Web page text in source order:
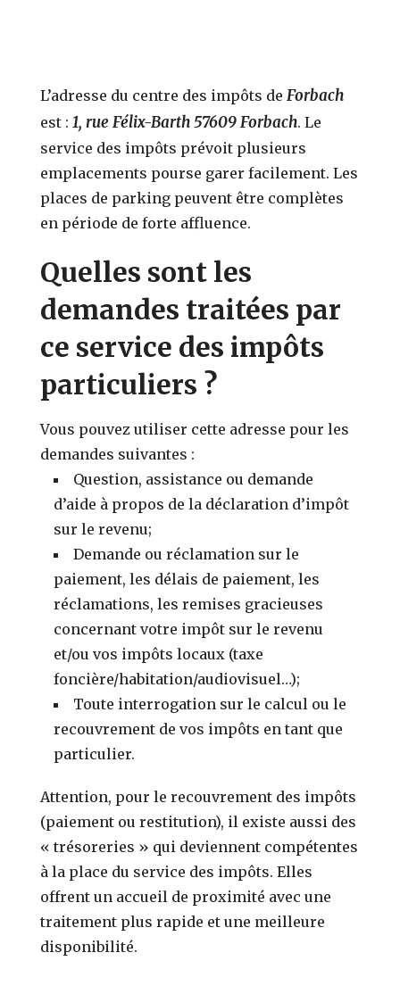
L’adresse du centre des impôts de Forbach
est : 1, rue Félix-Barth 57609 Forbach. Le
service des impôts prévoit plusieurs
emplacements pourse garer facilement. Les
places de parking peuvent être complètes
en période de forte affluence.
Quelles sont les
demandes traitées par
ce service des impôts
particuliers ?
Vous pouvez utiliser cette adresse pour les
demandes suivantes :
Question, assistance ou demande
d’aide à propos de la déclaration d’impôt
sur le revenu;
Demande ou réclamation sur le
paiement, les délais de paiement, les
réclamations, les remises gracieuses
concernant votre impôt sur le revenu
et/ou vos impôts locaux (taxe
foncière/habitation/audiovisuel…);
Toute interrogation sur le calcul ou le
recouvrement de vos impôts en tant que
particulier.
Attention, pour le recouvrement des impôts
(paiement ou restitution), il existe aussi des
« trésoreries » qui deviennent compétentes
à la place du service des impôts. Elles
offrent un accueil de proximité avec une
traitement plus rapide et une meilleure
disponibilité.